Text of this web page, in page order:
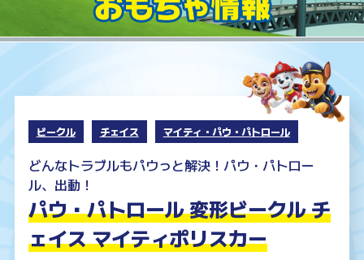
ビークル チェイス マイティ・パウ・パトロール
どんなトラブルもパウっと解決！パウ・パトロー
ル、出動！
パウ・パトロール 変形ビークル チ
ェイス マイティポリスカー